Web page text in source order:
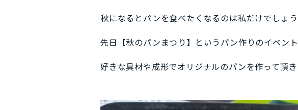
秋になるとパンを食べたくなるのは私だけでしょ
先日【秋のパンまつり】というパン作りのイベン
好きな具材や成形でオリジナルのパンを作って頂